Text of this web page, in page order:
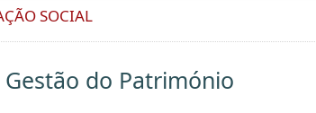
SOCIAL
do Património